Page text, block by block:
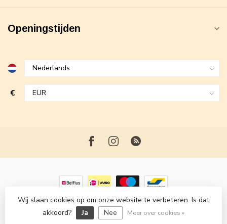
Openingstijden
€
© Copyright 2026 Maxime Fashion- Powered byLightspeed-
Lightspeed design
Dyvelopment
Wij slaan cookies op om onze website te verbeteren. Is dat
akkoord?
Ja Nee Meer over cookies »